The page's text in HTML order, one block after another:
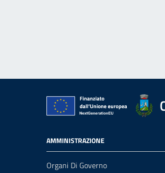
AMMINISTRAZIONE
Organi Di Governo